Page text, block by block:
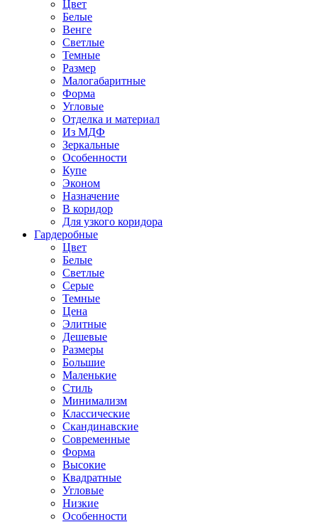
Цвет
Белые
Венге
Светлые
Темные
Размер
Малогабаритные
Форма
Угловые
Отделка и материал
Из МДФ
Зеркальные
Особенности
Купе
Эконом
Назначение
В коридор
Для узкого коридора
Гардеробные
Цвет
Белые
Светлые
Серые
Темные
Цена
Элитные
Дешевые
Размеры
Большие
Маленькие
Стиль
Минимализм
Классические
Скандинавские
Современные
Форма
Высокие
Квадратные
Угловые
Низкие
Особенности